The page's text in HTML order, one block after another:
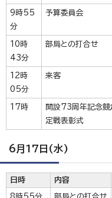
9時55
分
予算委員会
10時
43分
部局との打合せ
12時
05分
来客
17時
開設73周年記念競
定戦表彰式
6月17日(水)
日時 内容